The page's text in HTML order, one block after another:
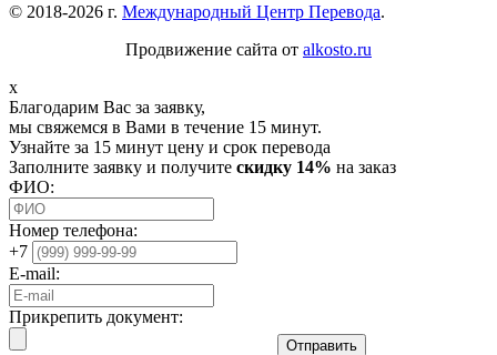
© 2018-2026 г. Международный Центр Перевода.
Продвижение сайта от alkosto.ru
x
Благодарим Вас за заявку,
мы свяжемся в Вами в течение 15 минут.
Узнайте за 15 минут цену и срок перевода
Заполните заявку и получите скидку 14% на заказ
ФИО:
Номер телефона:
+7
E-mail:
Прикрепить документ:
Отправить